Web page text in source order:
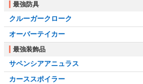
最強防具
クルーガークローク
オーバーテイカー
最強装飾品
サペンシアアニュラス
カーススポイラー